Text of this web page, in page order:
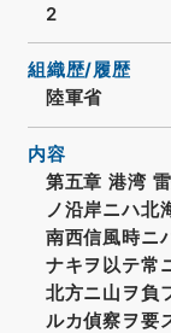
2
組織歴/履歴
陸軍省
内容
第五章 港湾
ノ沿岸ニハ北
南西信風時ニ
ナキヲ以テ常
北方ニ山ヲ負
ルカ偵察ヲ要